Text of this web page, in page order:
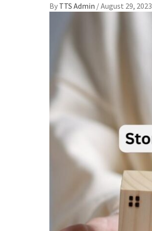
By TTS Admin /August 29, 2023